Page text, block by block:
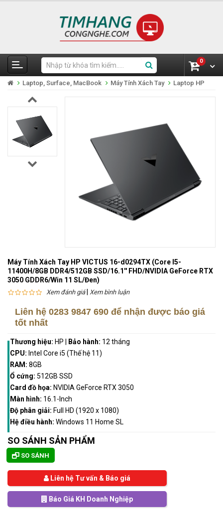
0
Laptop, Surface, MacBook Máy Tính Xách Tay Laptop HP
Máy Tính Xách Tay HP VICTUS 16-d0294TX (Core I5-
11400H/8GB DDR4/512GB SSD/16.1'' FHD/NVIDIA GeForce RTX
3050 GDDR6/Win 11 SL/Đen)
Xem đánh giá| Xem bình luận
Liên hệ 0283 9847 690 để nhận được báo giá
tốt nhất
Thương hiệu: HP Bảo hành: 12 tháng
CPU: Intel Core i5 (Thế hệ 11)
RAM: 8GB
Ổ cứng: 512GB SSD
Card đồ họa: NVIDIA GeForce RTX 3050
Màn hình: 16.1-Inch
Độ phân giải: Full HD (1920 x 1080)
Hệ điều hành: Windows 11 Home SL
SO SÁNH SẢN PHẨM
SO SÁNH
Liên hệ Tư vấn & Báo giá
Báo Giá KH Doanh Nghiệp